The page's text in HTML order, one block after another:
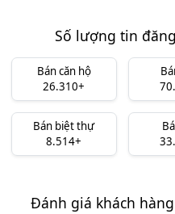
Số lượng tin
Bán căn hộ
26.310+
Bán biệt thự
8.514+
Đánh giá khách